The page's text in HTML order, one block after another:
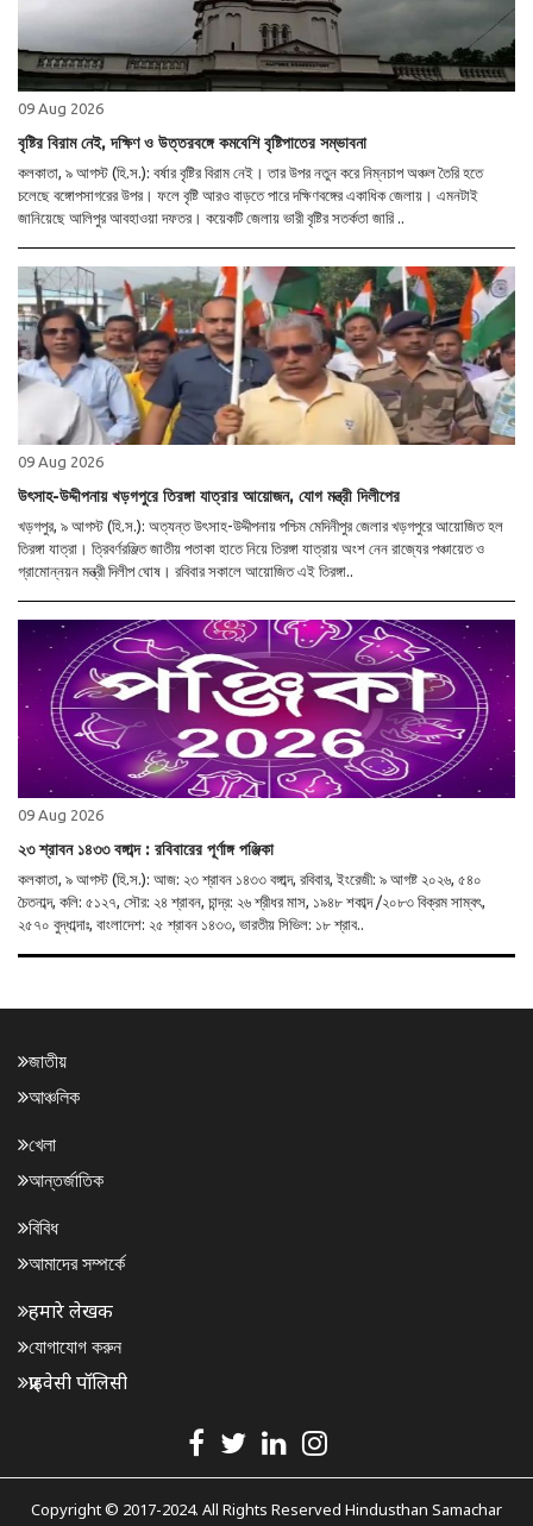
09 Aug 2026
বৃষ্টির বিরাম নেই, দক্ষিণ ও উত্তরবঙ্গে কমবেশি বৃষ্টিপাতের সম্ভাবনা
কলকাতা, ৯ আগস্ট (হি.স.): বর্ষার বৃষ্টির বিরাম নেই। তার উপর নতুন করে নিম্নচাপ অঞ্চল তৈরি হতে
চলেছে বঙ্গোপসাগরের উপর। ফলে বৃষ্টি আরও বাড়তে পারে দক্ষিণবঙ্গের একাধিক জেলায়। এমনটাই
জানিয়েছে আলিপুর আবহাওয়া দফতর। কয়েকটি জেলায় ভারী বৃষ্টির সতর্কতা জারি ..
09 Aug 2026
উৎসাহ-উদ্দীপনায় খড়গপুরে তিরঙ্গা যাত্রার আয়োজন, যোগ মন্ত্রী দিলীপের
খড়গপুর, ৯ আগস্ট (হি.স.): অত্যন্ত উৎসাহ-উদ্দীপনায় পশ্চিম মেদিনীপুর জেলার খড়গপুরে আয়োজিত হল
তিরঙ্গা যাত্রা। ত্রিবর্ণরঞ্জিত জাতীয় পতাকা হাতে নিয়ে তিরঙ্গা যাত্রায় অংশ নেন রাজ্যের পঞ্চায়েত ও
গ্রামোন্নয়ন মন্ত্রী দিলীপ ঘোষ। রবিবার সকালে আয়োজিত এই তিরঙ্গা..
09 Aug 2026
২৩ শ্রাবন ১৪৩৩ বঙ্গাব্দ : রবিবারের পূর্ণাঙ্গ পঞ্জিকা
কলকাতা, ৯ আগস্ট (হি.স.): আজ: ২৩ শ্রাবন ১৪৩৩ বঙ্গাব্দ, রবিবার, ইংরেজী: ৯ আগষ্ট ২০২৬, ৫৪০
চৈতনাব্দ, কলি: ৫১২৭, সৌর: ২৪ শ্রাবন, চান্দ্র: ২৬ শ্রীধর মাস, ১৯৪৮ শকাব্দ /২০৮৩ বিক্রম সাম্বৎ,
২৫৭০ বুদ্ধাব্দাঃ, বাংলাদেশ: ২৫ শ্রাবন ১৪৩৩, ভারতীয় সিভিল: ১৮ শ্রাব..
জাতীয়
আঞ্চলিক
খেলা
আন্তর্জাতিক
বিবিধ
আমাদের সম্পর্কে
हमारे लेखक
যোগাযোগ করুন
प्राइवेसी पॉलिसी
Copyright © 2017-2024. All Rights Reserved Hindusthan Samachar